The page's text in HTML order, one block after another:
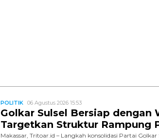
POLITIK 06 Agustus 2026 15:53
Golkar Sulsel Bersiap dengan
Targetkan Struktur Rampung
Makassar, Tritoar.id – Langkah konsolidasi Partai